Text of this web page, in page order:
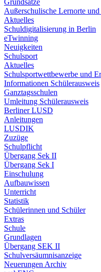
Grundsätze
Außerschulische Lernorte
Aktuelles
Schuldigitalisierung in Berlin
eTwinning
Neuigkeiten
Schulsport
Aktuelles
Schulsportwettbewerbe und
Informationen Schülerausweis
Ganztagsschulen
Umleitung Schülerausweis
Berliner LUSD
Anleitungen
LUSDIK
Zuzüge
Schulpflicht
Übergang Sek II
Übergang Sek I
Einschulung
Aufbauwissen
Unterricht
Statistik
Schülerinnen und Schüler
Extras
Schule
Grundlagen
Übergang SEK II
Schulversäumnisanzeige
Neuerungen Archiv